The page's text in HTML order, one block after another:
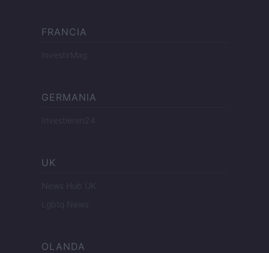
FRANCIA
InvestirMag
GERMANIA
Investieren24
UK
News Hub UK
Lgbtq News
OLANDA